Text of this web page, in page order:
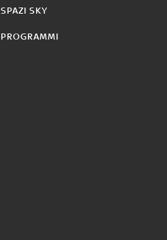
SPAZI SKY
PROGRAMMI